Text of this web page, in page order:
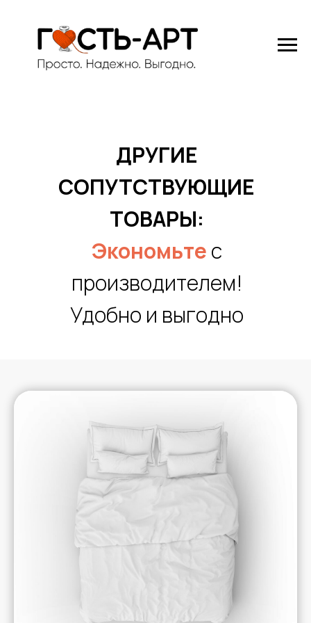
ДРУГИЕ
СОПУТСТВУЮЩИЕ
ТОВАРЫ:
Экономьтес
производителем!
Удобно и выгодно